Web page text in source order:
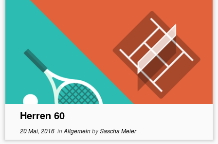
Herren 60
20 Mai, 2016inAllgemeinbySascha Meier